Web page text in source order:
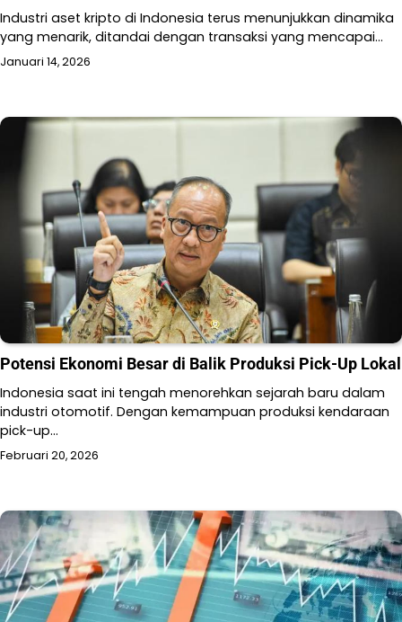
Industri aset kripto di Indonesia terus menunjukkan dinamika
yang menarik, ditandai dengan transaksi yang mencapai…
Januari 14, 2026
Potensi Ekonomi Besar di Balik Produksi Pick-Up Lokal
Indonesia saat ini tengah menorehkan sejarah baru dalam
industri otomotif. Dengan kemampuan produksi kendaraan
pick-up…
Februari 20, 2026